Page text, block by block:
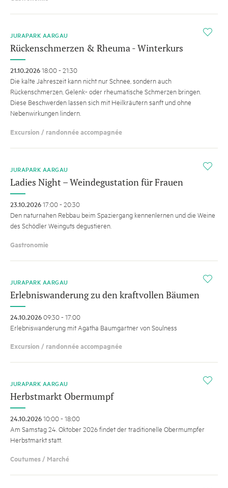
i
JURAPARK AARGAU
Rückenschmerzen & Rheuma - Winterkurs
21.10.202618:00 - 21:30
Die kalte Jahreszeit kann nicht nur Schnee, sondern auch
Rückenschmerzen, Gelenk- oder rheumatische Schmerzen bringen.
Diese Beschwerden lassen sich mit Heilkräutern sanft und ohne
Nebenwirkungen lindern.
Excursion / randonnée accompagnée
i
JURAPARK AARGAU
Ladies Night – Weindegustation für Frauen
23.10.202617:00 - 20:30
Den naturnahen Rebbau beim Spaziergang kennenlernen und die Weine
des Schödler Weinguts degustieren.
Gastronomie
i
JURAPARK AARGAU
Erlebniswanderung zu den kraftvollen Bäumen
24.10.202609:30 - 17:00
Erlebniswanderung mit Agatha Baumgartner von Soulness
Excursion / randonnée accompagnée
i
JURAPARK AARGAU
Herbstmarkt Obermumpf
24.10.202610:00 - 18:00
Am Samstag 24. Oktober 2026 findet der traditionelle Obermumpfer
Herbstmarkt statt.
Coutumes / Marché